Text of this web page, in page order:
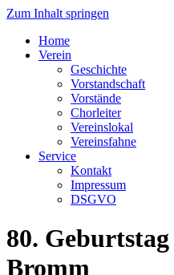
Zum Inhalt springen
Home
Verein
Geschichte
Vorstandschaft
Vorstände
Chorleiter
Vereinslokal
Vereinsfahne
Service
Kontakt
Impressum
DSGVO
80.
Bromm